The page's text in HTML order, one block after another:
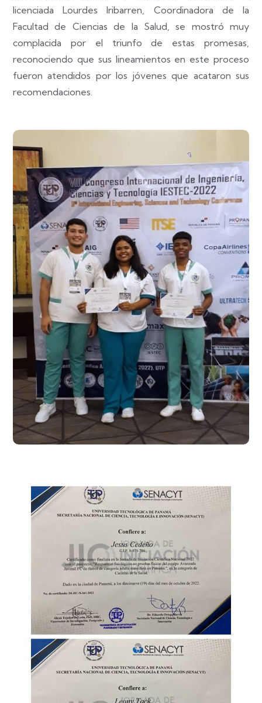
licenciada Lourdes Iribarren, Coordinadora de la
Facultad de Ciencias de la Salud, se mostró muy
complacida por el triunfo de estas promesas,
reconociendo que sus lineamientos en este proceso
fueron atendidos por los jóvenes que acataron sus
recomendaciones.
¡Enhorabuena!
¡Enhorabuena!